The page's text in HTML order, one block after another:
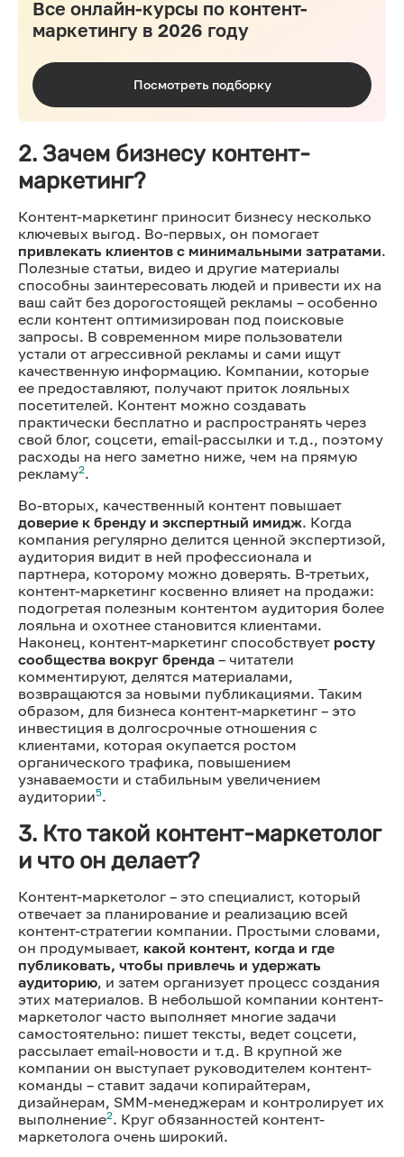
Все онлайн-курсы по контент-
маркетингу в 2026 году
Посмотреть подборку
2. Зачем бизнесу контент-
маркетинг?
Контент-маркетинг приносит бизнесу несколько
ключевых выгод. Во-первых, он помогает
привлекать клиентов с минимальными затратами.
Полезные статьи, видео и другие материалы
способны заинтересовать людей и привести их на
ваш сайт без дорогостоящей рекламы – особенно
если контент оптимизирован под поисковые
запросы. В современном мире пользователи
устали от агрессивной рекламы и сами ищут
качественную информацию. Компании, которые
ее предоставляют, получают приток лояльных
посетителей. Контент можно создавать
практически бесплатно и распространять через
свой блог, соцсети, email-рассылки и т.д., поэтому
расходы на него заметно ниже, чем на прямую
рекламу2.
Во-вторых, качественный контент повышает
доверие к бренду и экспертный имидж. Когда
компания регулярно делится ценной экспертизой,
аудитория видит в ней профессионала и
партнера, которому можно доверять. В-третьих,
контент-маркетинг косвенно влияет на продажи:
подогретая полезным контентом аудитория более
лояльна и охотнее становится клиентами.
Наконец, контент-маркетинг способствует росту
сообщества вокруг бренда – читатели
комментируют, делятся материалами,
возвращаются за новыми публикациями. Таким
образом, для бизнеса контент-маркетинг – это
инвестиция в долгосрочные отношения с
клиентами, которая окупается ростом
органического трафика, повышением
узнаваемости и стабильным увеличением
аудитории5.
3. Кто такой контент-маркетолог
и что он делает?
Контент-маркетолог – это специалист, который
отвечает за планирование и реализацию всей
контент-стратегии компании. Простыми словами,
он продумывает, какой контент, когда и где
публиковать, чтобы привлечь и удержать
аудиторию, и затем организует процесс создания
этих материалов. В небольшой компании контент-
маркетолог часто выполняет многие задачи
самостоятельно: пишет тексты, ведет соцсети,
рассылает email-новости и т.д. В крупной же
компании он выступает руководителем контент-
команды – ставит задачи копирайтерам,
дизайнерам, SMM-менеджерам и контролирует их
выполнение2. Круг обязанностей контент-
маркетолога очень широкий.